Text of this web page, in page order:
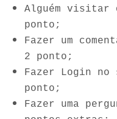
Alguém visitar
ponto;
Fazer um
2 ponto;
Fazer Login
ponto;
Fazer uma